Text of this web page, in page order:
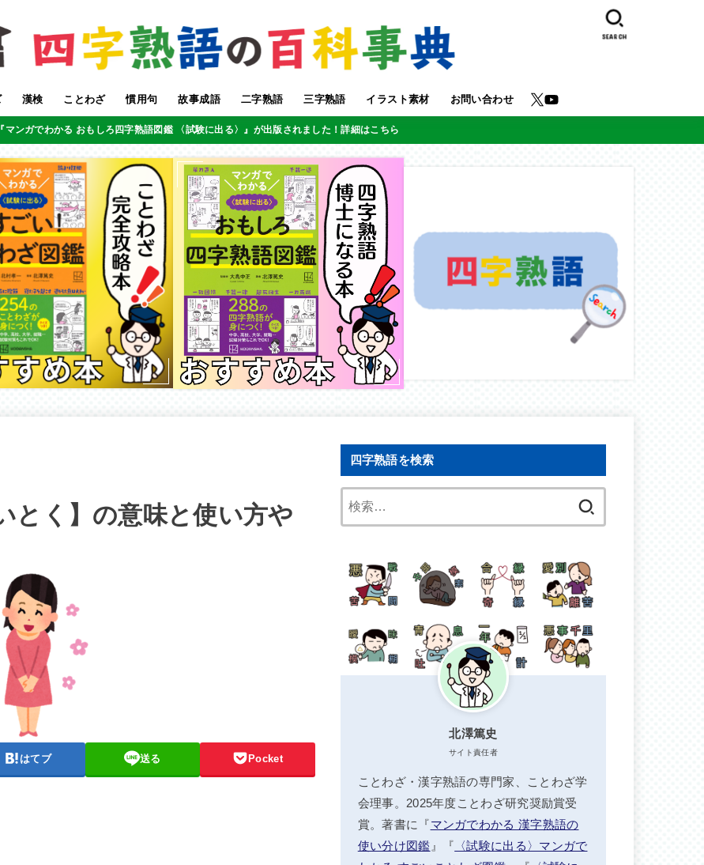
漢検 ことわざ 慣用句 故事成語 二字熟語 三字熟語 イラスト素材 お問い合わせ
SEARCH
マンガでわかる おもしろ四字熟語図鑑 〈試験に出る〉』が出版されました！詳細はこちら
とく】の意味と使い方や
はてブ 送る Pocket
四字熟語を検索
北澤篤史
サイト責任者
ことわざ・漢字熟語の専門家、ことわざ学
会理事。2025年度ことわざ研究奨励賞受
賞。著書に『マンガでわかる 漢字熟語の
使い分け図鑑 』『 〈試験に出る〉マンガで